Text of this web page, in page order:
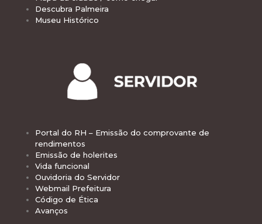
Descubra Palmeira
Museu Histórico
Portal do RH – Emissão do comprovante de
rendimentos
Emissão de holerites
Vida funcional
Ouvidoria do Servidor
Webmail Prefeitura
Código de Ética
Avanços